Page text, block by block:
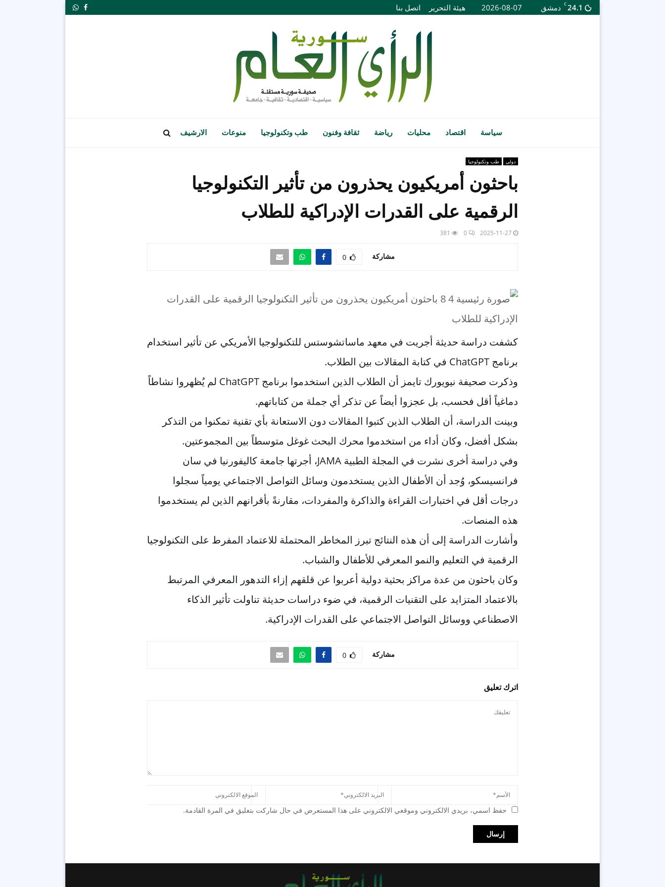
24.1
C دمشق 2026-08-07 هيئة التحرير اتصل بنا Facebook
Whatsapp
سياسة اقتصاد محليات رياضة ثقافة وفنون طب وتكنولوجيا منوعات الارشيف
دولي طب وتكنولوجيا
باحثون أمريكيون يحذرون من تأثير التكنولوجيا
الرقمية على القدرات الإدراكية للطلاب
2025-11-27
0
381
مشاركة 0
كشفت دراسة حديثة أجريت في معهد ماساتشوستس للتكنولوجيا الأمريكي عن تأثير استخدام
برنامج ChatGPT في كتابة المقالات بين الطلاب.
وذكرت صحيفة نيويورك تايمز أن الطلاب الذين استخدموا برنامج ChatGPT لم يُظهروا نشاطاً
دماغياً أقل فحسب، بل عجزوا أيضاً عن تذكر أي جملة من كتاباتهم.
وبينت الدراسة، أن الطلاب الذين كتبوا المقالات دون الاستعانة بأي تقنية تمكنوا من التذكر
بشكل أفضل، وكان أداء من استخدموا محرك البحث غوغل متوسطاً بين المجموعتين.
وفي دراسة أخرى نشرت في المجلة الطبية JAMA، أجرتها جامعة كاليفورنيا في سان
فرانسيسكو، وُجد أن الأطفال الذين يستخدمون وسائل التواصل الاجتماعي يومياً سجلوا
درجات أقل في اختبارات القراءة والذاكرة والمفردات، مقارنةً بأقرانهم الذين لم يستخدموا
هذه المنصات.
وأشارت الدراسة إلى أن هذه النتائج تبرز المخاطر المحتملة للاعتماد المفرط على التكنولوجيا
الرقمية في التعليم والنمو المعرفي للأطفال والشباب.
وكان باحثون من عدة مراكز بحثية دولية أعربوا عن قلقهم إزاء التدهور المعرفي المرتبط
بالاعتماد المتزايد على التقنيات الرقمية، في ضوء دراسات حديثة تناولت تأثير الذكاء
الاصطناعي ووسائل التواصل الاجتماعي على القدرات الإدراكية.
مشاركة 0
اترك تعليق
حفظ اسمي، بريدي الالكتروني وموقعي الالكتروني على هذا المستعرض في حال شاركت بتعليق في المرة القادمة.